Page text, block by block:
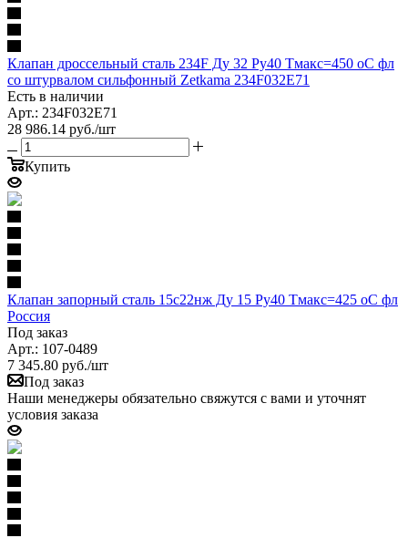
Клапан дроссельный сталь 234F Ду 32 Ру40 Тмакс=450 оС фл
со штурвалом сильфонный Zetkama 234F032E71
Есть в наличии
Арт.: 234F032E71
28 986.14 руб./шт
Купить
Клапан запорный сталь 15с22нж Ду 15 Ру40 Тмакс=425 оС фл
Россия
Под заказ
Арт.: 107-0489
7 345.80 руб./шт
Под заказ
Наши менеджеры обязательно свяжутся с вами и уточнят
условия заказа